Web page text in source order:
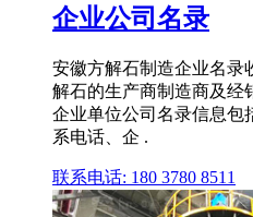
企业公司名录
安徽方解石制造企业名录
解石的生产商制造商及经
企业单位公司名录信息包
系电话、企 .
联系电话: 180 3780 8511